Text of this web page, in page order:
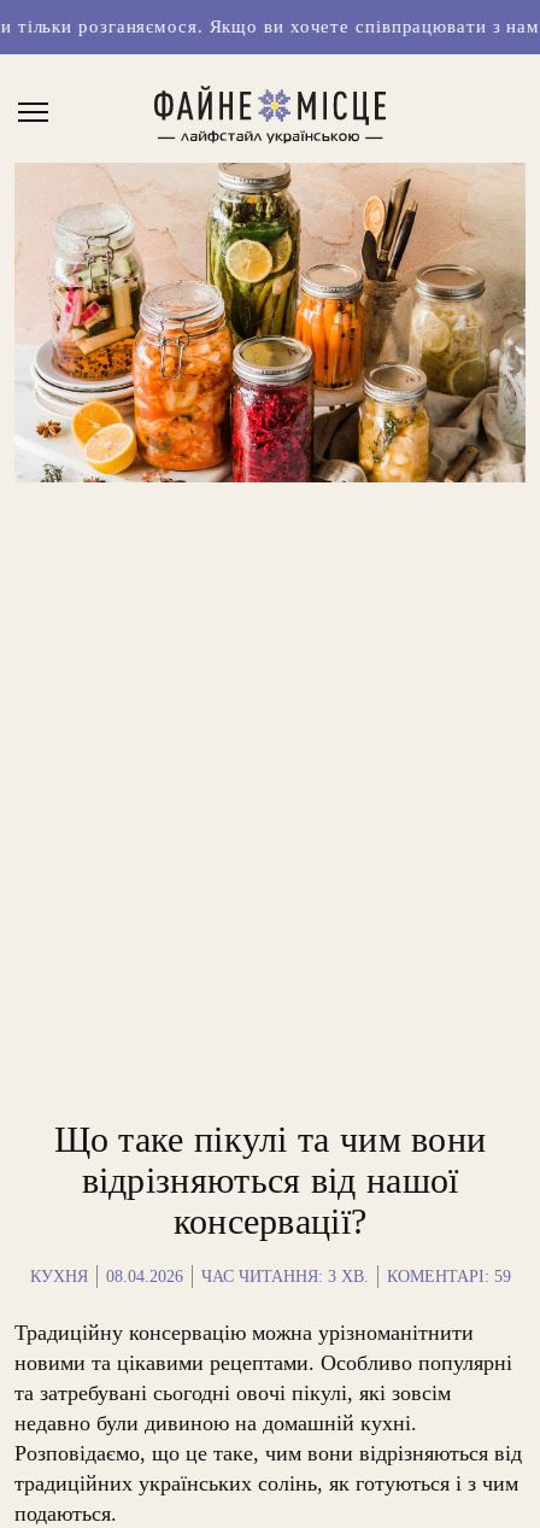
Якщо ви хочете співпрацювати з нами чи маєте
Що таке пікулі та чим вони
відрізняються від нашої
консервації?
КУХНЯ 08.04.2026 ЧАС ЧИТАННЯ: 3 ХВ. КОМЕНТАРІ: 59
Традиційну консервацію можна урізноманітнити
новими та цікавими рецептами. Особливо популярні
та затребувані сьогодні овочі пікулі, які зовсім
недавно були дивиною на домашній кухні.
Розповідаємо, що це таке, чим вони відрізняються від
традиційних українських солінь, як готуються і з чим
подаються.